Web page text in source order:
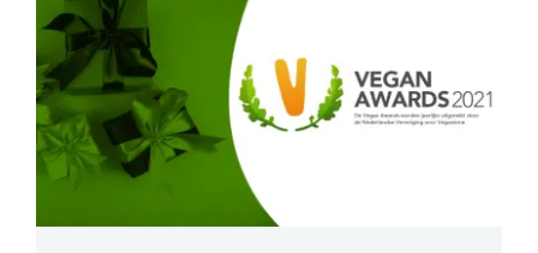
Shop
English